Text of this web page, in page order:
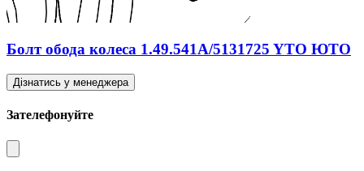
Болт обода колеса 1.49.541A/5131725 YTO ЮТО
Дізнатись у менеджера
Зателефонуйте